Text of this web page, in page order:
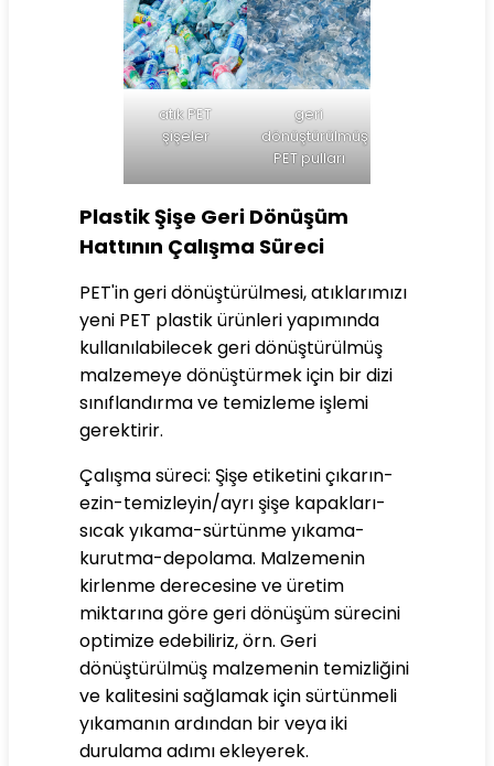
atık PET
şişeler
geri
dönüştürülmüş
PET pulları
Plastik Şişe Geri Dönüşüm
Hattının Çalışma Süreci
PET'in geri dönüştürülmesi, atıklarımızı
yeni PET plastik ürünleri yapımında
kullanılabilecek geri dönüştürülmüş
malzemeye dönüştürmek için bir dizi
sınıflandırma ve temizleme işlemi
gerektirir.
Çalışma süreci: Şişe etiketini çıkarın-
ezin-temizleyin/ayrı şişe kapakları-
sıcak yıkama-sürtünme yıkama-
kurutma-depolama. Malzemenin
kirlenme derecesine ve üretim
miktarına göre geri dönüşüm sürecini
optimize edebiliriz, örn. Geri
dönüştürülmüş malzemenin temizliğini
ve kalitesini sağlamak için sürtünmeli
yıkamanın ardından bir veya iki
durulama adımı ekleyerek.